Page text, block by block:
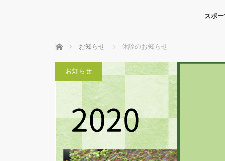
スポ
ホーム お知らせ 休診のお知らせ
お知らせ